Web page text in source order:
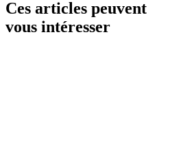
Ces articles peuvent
vous intéresser